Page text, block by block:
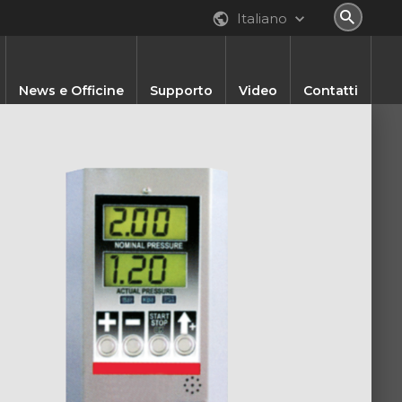
Italiano
Altri Prodotti
News e Officine
Officine
Supporto
Online Localized Content
Video Contatti